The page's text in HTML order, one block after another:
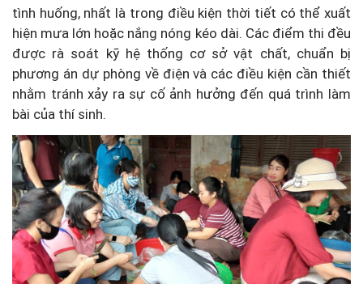
tình huống, nhất là trong điều kiện thời tiết có thể xuất
hiện mưa lớn hoặc nắng nóng kéo dài. Các điểm thi đều
được rà soát kỹ hệ thống cơ sở vật chất, chuẩn bị
phương án dự phòng về điện và các điều kiện cần thiết
nhằm tránh xảy ra sự cố ảnh hưởng đến quá trình làm
bài của thí sinh.